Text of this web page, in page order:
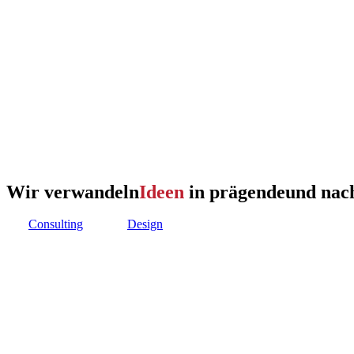
Wir verwandelnIdeen in prägendeund
Consulting Design